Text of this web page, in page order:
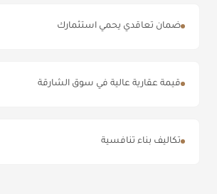
ضمان تعاقدي يحمي استثمارك
قيمة عقارية عالية في سوق الشارقة
تكاليف بناء تنافسية